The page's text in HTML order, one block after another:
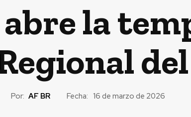
la
Por: AF BR Fecha: 16 de marzo de 2026